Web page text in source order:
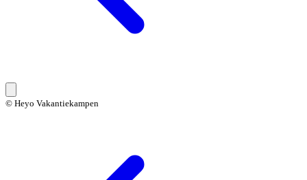
© Heyo Vakantiekampen